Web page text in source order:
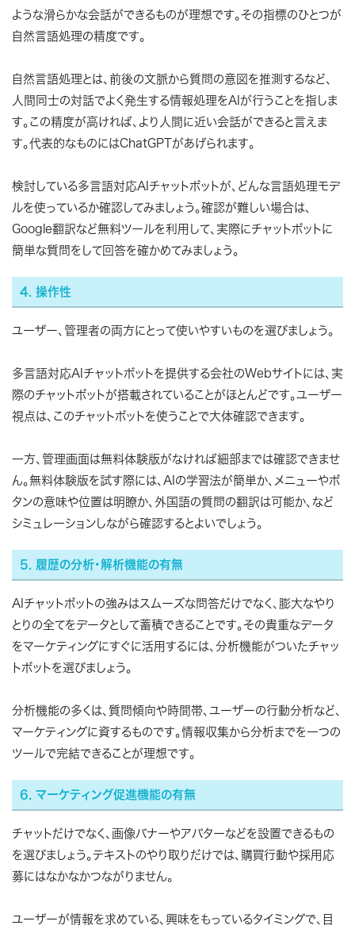
ような滑らかな会話ができるものが理想です。その指標のひとつが
自然言語処理の精度です。
自然言語処理とは、前後の文脈から質問の意図を推測するなど、
人間同士の対話でよく発生する情報処理をAIが行うことを指しま
す。この精度が高ければ、より人間に近い会話ができると言えま
す。代表的なものにはChatGPTがあげられます。
検討している多言語対応AIチャットボットが、どんな言語処理モデ
ルを使っているか確認してみましょう。確認が難しい場合は、
Google翻訳など無料ツールを利用して、実際にチャットボットに
簡単な質問をして回答を確かめてみましょう。
4. 操作性
ユーザー、管理者の両方にとって使いやすいものを選びましょう。
多言語対応AIチャットボットを提供する会社のWebサイトには、実
際のチャットボットが搭載されていることがほとんどです。ユーザー
視点は、このチャットボットを使うことで大体確認できます。
一方、管理画面は無料体験版がなければ細部までは確認できませ
ん。無料体験版を試す際には、AIの学習法が簡単か、メニューやボ
タンの意味や位置は明瞭か、外国語の質問の翻訳は可能か、など
シミュレーションしながら確認するとよいでしょう。
5. 履歴の分析・解析機能の有無
AIチャットボットの強みはスムーズな問答だけでなく、膨大なやり
とりの全てをデータとして蓄積できることです。その貴重なデータ
をマーケティングにすぐに活用するには、分析機能がついたチャッ
トボットを選びましょう。
分析機能の多くは、質問傾向や時間帯、ユーザーの行動分析など、
マーケティングに資するものです。情報収集から分析までを一つの
ツールで完結できることが理想です。
6. マーケティング促進機能の有無
チャットだけでなく、画像バナーやアバターなどを設置できるもの
を選びましょう。テキストのやり取りだけでは、購買行動や採用応
募にはなかなかつながりません。
ユーザーが情報を求めている、興味をもっているタイミングで、目